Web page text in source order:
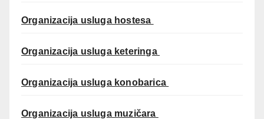
Organizacija usluga hostesa
Organizacija usluga keteringa
Organizacija usluga konobarica
Organizacija usluga muzičara